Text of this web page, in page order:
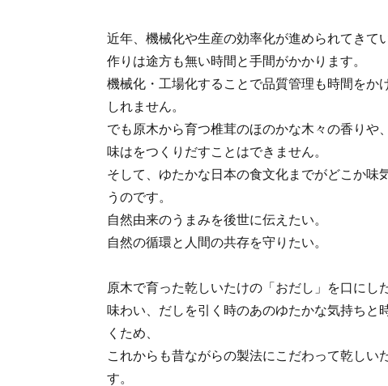
近年、機械化や生産の効率化が進められてきて
作りは途方も無い時間と手間がかかります。
機械化・工場化することで品質管理も時間をか
しれません。
でも原木から育つ椎茸のほのかな木々の香りや
味はをつくりだすことはできません。
そして、ゆたかな日本の食文化までがどこか味
うのです。
自然由来のうまみを後世に伝えたい。
自然の循環と人間の共存を守りたい。
原木で育った乾しいたけの「おだし」を口にし
味わい、だしを引く時のあのゆたかな気持ちと
くため、
これからも昔ながらの製法にこだわって乾しい
す。